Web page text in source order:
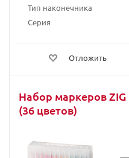
Тип наконечника
Серия
Отложить
Набор маркеров ZIG
(36 цветов)